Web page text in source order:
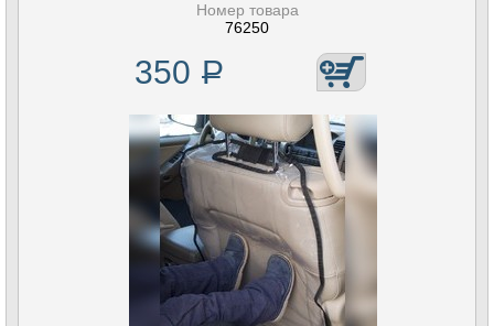
Номер товара
76250
350 Р